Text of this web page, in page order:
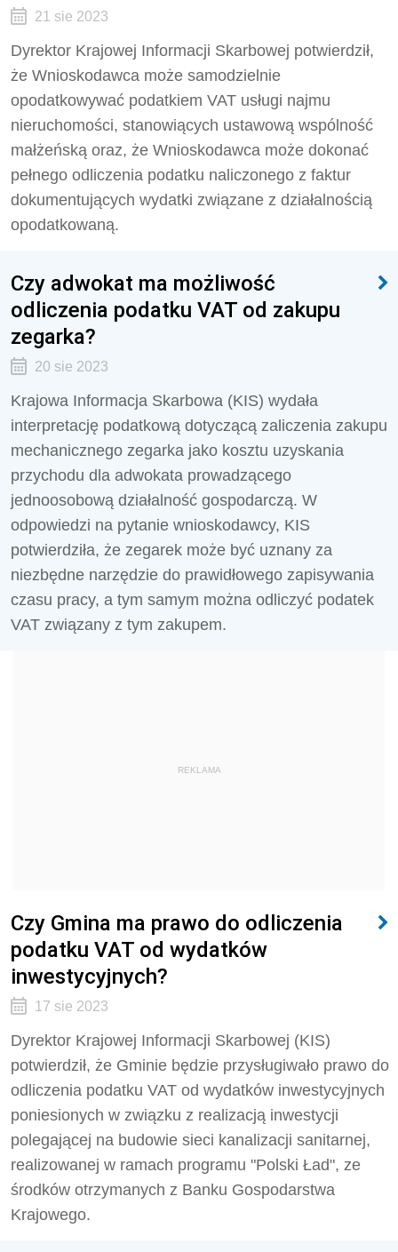
21 sie 2023
Dyrektor Krajowej Informacji Skarbowej potwierdził,
że Wnioskodawca może samodzielnie
opodatkowywać podatkiem VAT usługi najmu
nieruchomości, stanowiących ustawową wspólność
małżeńską oraz, że Wnioskodawca może dokonać
pełnego odliczenia podatku naliczonego z faktur
dokumentujących wydatki związane z działalnością
opodatkowaną.
Czy adwokat ma możliwość
odliczenia podatku VAT od zakupu
zegarka?
20 sie 2023
Krajowa Informacja Skarbowa (KIS) wydała
interpretację podatkową dotyczącą zaliczenia zakupu
mechanicznego zegarka jako kosztu uzyskania
przychodu dla adwokata prowadzącego
jednoosobową działalność gospodarczą. W
odpowiedzi na pytanie wnioskodawcy, KIS
potwierdziła, że zegarek może być uznany za
niezbędne narzędzie do prawidłowego zapisywania
czasu pracy, a tym samym można odliczyć podatek
VAT związany z tym zakupem.
REKLAMA
Czy Gmina ma prawo do odliczenia
podatku VAT od wydatków
inwestycyjnych?
17 sie 2023
Dyrektor Krajowej Informacji Skarbowej (KIS)
potwierdził, że Gminie będzie przysługiwało prawo do
odliczenia podatku VAT od wydatków inwestycyjnych
poniesionych w związku z realizacją inwestycji
polegającej na budowie sieci kanalizacji sanitarnej,
realizowanej w ramach programu "Polski Ład", ze
środków otrzymanych z Banku Gospodarstwa
Krajowego.